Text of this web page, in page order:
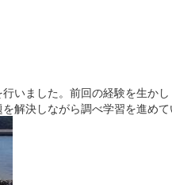
いました。前回の経験を生か
解決しながら調べ学習を進めて